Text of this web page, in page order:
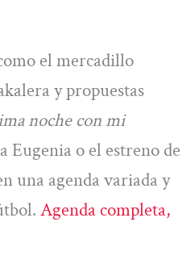
el mercadillo
y propuestas
noche con mi
o el estreno de
una agenda variada y
Agenda completa,